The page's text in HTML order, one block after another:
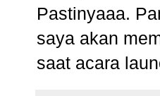
Pastinyaaa.
saya akan
saat acara